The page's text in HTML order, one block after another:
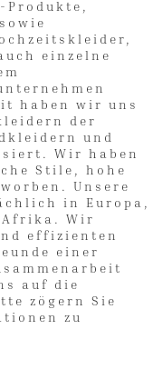
Produkte,
einzelne
haben wir uns
der
und
Wir haben
Stile, hohe
Unsere
in Europa,
Afrika. Wir
effizienten
einer
auf die
zögern Sie
zu